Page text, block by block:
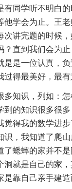
有同学听不明白
他学会为止。王
次讲完题的时候
？直到我们会为
是是一位认真，
过得最美好，最有
多知识，列如：
的知识很多很多
觉得我的数学进步
识，我知道了爬
了蟋蟀的家并不
洞就是自己的家，
靠自己亲手建造